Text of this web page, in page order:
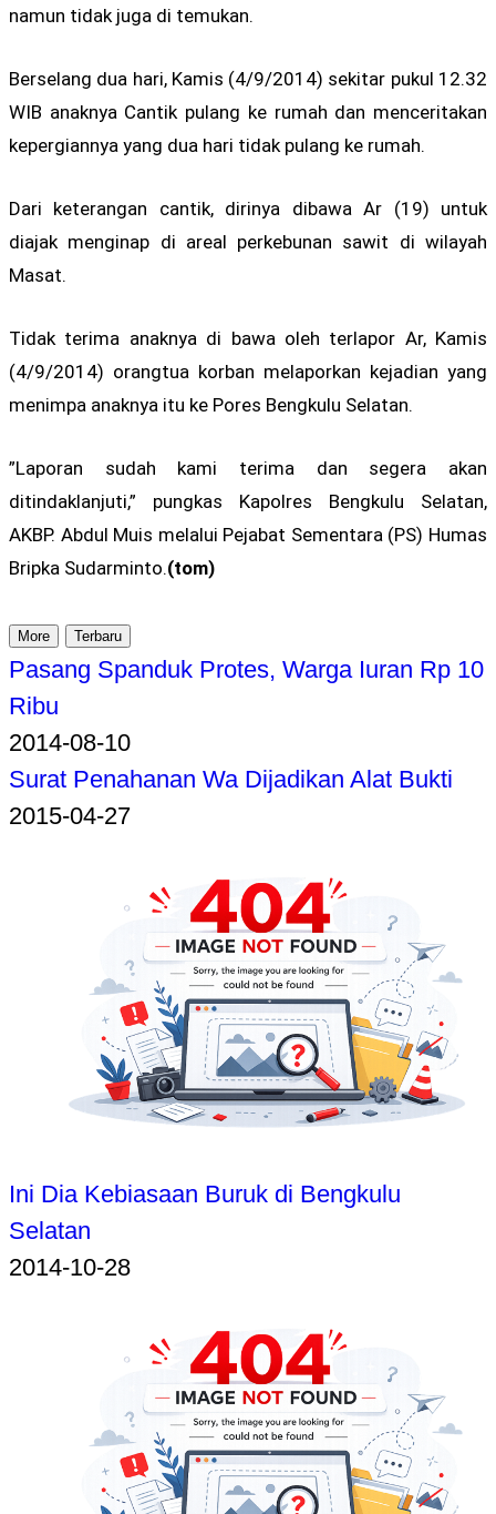
namun tidak juga di temukan.
Berselang dua hari, Kamis (4/9/2014) sekitar pukul 12.32
WIB anaknya Cantik pulang ke rumah dan menceritakan
kepergiannya yang dua hari tidak pulang ke rumah.
Dari keterangan cantik, dirinya dibawa Ar (19) untuk
diajak menginap di areal perkebunan sawit di wilayah
Masat.
Tidak terima anaknya di bawa oleh terlapor Ar, Kamis
(4/9/2014) orangtua korban melaporkan kejadian yang
menimpa anaknya itu ke Pores Bengkulu Selatan.
”Laporan sudah kami terima dan segera akan
ditindaklanjuti,” pungkas Kapolres Bengkulu Selatan,
AKBP. Abdul Muis melalui Pejabat Sementara (PS) Humas
Bripka Sudarminto.(tom)
More Terbaru
Pasang Spanduk Protes, Warga Iuran Rp 10
Ribu
2014-08-10
Surat Penahanan Wa Dijadikan Alat Bukti
2015-04-27
Ini Dia Kebiasaan Buruk di Bengkulu
Selatan
2014-10-28